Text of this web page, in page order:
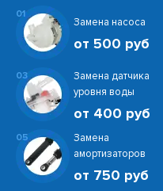
01
Замена насоса
от 500 руб
03
Замена датчика
уровня воды
от 400 руб
05
Замена
амортизаторов
от 750 руб